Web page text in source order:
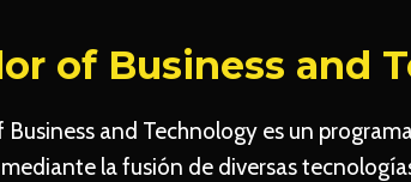
of Business and
Business and Technology es un
la fusión de diversas